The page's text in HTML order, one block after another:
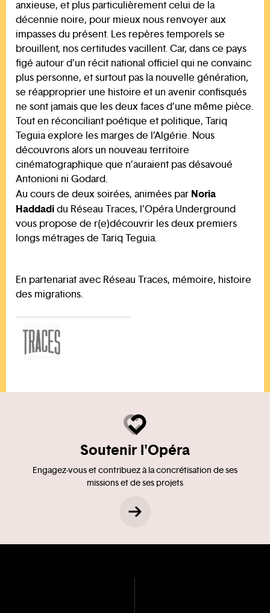
anxieuse, et plus particulièrement celui de la
décennie noire, pour mieux nous renvoyer aux
impasses du présent. Les repères temporels se
brouillent, nos certitudes vacillent. Car, dans ce pays
figé autour d’un récit national officiel qui ne convainc
plus personne, et surtout pas la nouvelle génération,
se réapproprier une histoire et un avenir confisqués
ne sont jamais que les deux faces d’une même pièce.
Tout en réconciliant poétique et politique, Tariq
Teguia explore les marges de l’Algérie. Nous
découvrons alors un nouveau territoire
cinématographique que n’auraient pas désavoué
Antonioni ni Godard.
Au cours de deux soirées, animées par Noria
Haddadidu Réseau Traces, l’Opéra Underground
vous propose de r(e)découvrir les deux premiers
longs métrages de Tariq Teguia.
En partenariat avec Réseau Traces, mémoire, histoire
des migrations.
Soutenir l'Opéra
Engagez-vous et contribuez à la concrétisation de ses
missions et de ses projets